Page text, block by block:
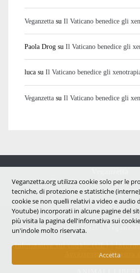
Veganzettasu Il Vaticano benedice gli
Paola Drogsu Il Vaticano benedice gli
lucasu Il Vaticano benedice gli
Veganzettasu Il Vaticano benedice gli
Notizie dal mondo vegan e
Copyright © 2007 - 2026 |
Informativa sui cookie (UE)|
Avvertenze e Licenza
Veganzetta.org utilizza cookie solo per le
tecniche, di protezione e statistiche
cookie se non quelli relativi a video e audio
Youtube) incorporati in alcune pagine del
più visita la pagina dell'infornativa sui
un'indole molto riservata.
Accetta